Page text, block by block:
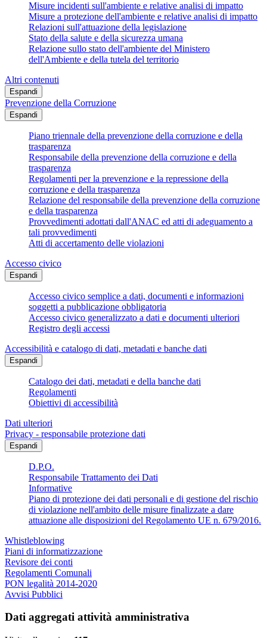
Misure incidenti sull'ambiente e relative analisi di impatto
Misure a protezione dell'ambiente e relative analisi di impatto
Relazioni sull'attuazione della legislazione
Stato della salute e della sicurezza umana
Relazione sullo stato dell'ambiente del Ministero
dell'Ambiente e della tutela del territorio
Altri contenuti
Espandi
Prevenzione della Corruzione
Espandi
Piano triennale della prevenzione della corruzione e della
trasparenza
Responsabile della prevenzione della corruzione e della
trasparenza
Regolamenti per la prevenzione e la repressione della
corruzione e della trasparenza
Relazione del responsabile della prevenzione della corruzione
e della trasparenza
Provvedimenti adottati dall'ANAC ed atti di adeguamento a
tali provvedimenti
Atti di accertamento delle violazioni
Accesso civico
Espandi
Accesso civico semplice a dati, documenti e informazioni
soggetti a pubblicazione obbligatoria
Accesso civico generalizzato a dati e documenti ulteriori
Registro degli accessi
Accessibilità e catalogo di dati, metadati e banche dati
Espandi
Catalogo dei dati, metadati e della banche dati
Regolamenti
Obiettivi di accessibilità
Dati ulteriori
Privacy - responsabile protezione dati
Espandi
D.P.O.
Responsabile Trattamento dei Dati
Informative
Piano di protezione dei dati personali e di gestione del rischio
di violazione nell'ambito delle misure finalizzate a dare
attuazione alle disposizioni del Regolamento UE n. 679/2016.
Whistleblowing
Piani di informatizzazione
Revisore dei conti
Regolamenti Comunali
PON legalità 2014-2020
Avvisi Pubblici
Dati aggregati attività amministrativa